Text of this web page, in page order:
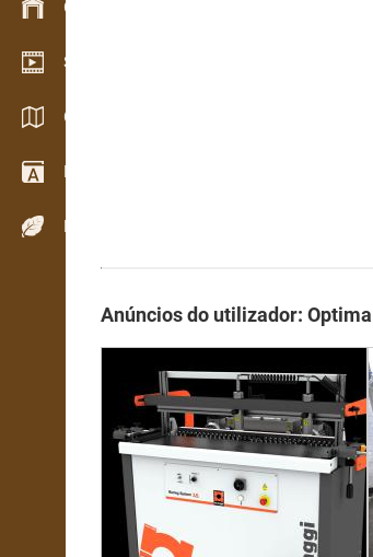
Gestão de stocks
Showroom de vídeo
Catálogos / Brochuras
Dicionário
Espécies de madeira
Anúncios do utilizador: Optimall